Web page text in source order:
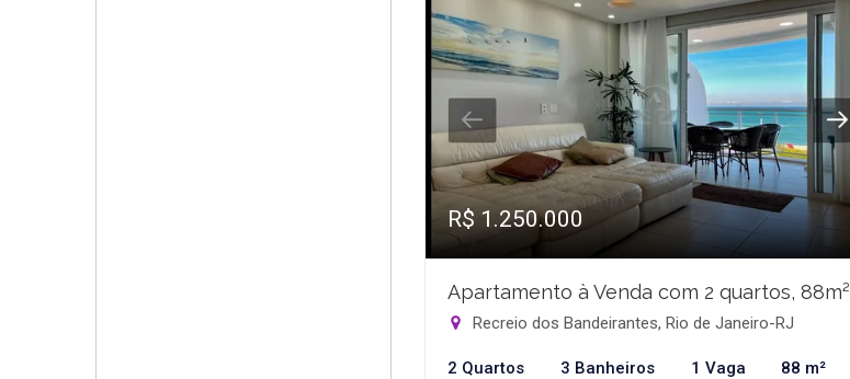
R$ 1.250.000
Apartamento à Venda com 2 quartos, 88m²
Recreio dos Bandeirantes, Rio de Janeiro-RJ
2 Quartos 3 Banheiros 1 Vaga 88 m²